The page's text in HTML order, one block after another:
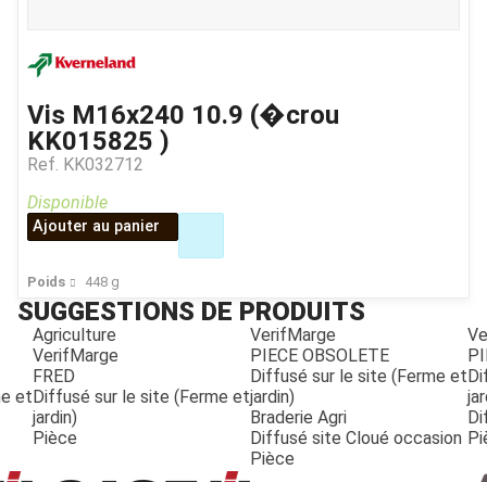
Vis M16x240 10.9 (�crou
KK015825 )
Ref. KK032712
Poids 448 g
Disponible
Ajouter au panier
SUGGESTIONS DE PRODUITS
et
Agriculture
VerifMarge
FRED
Diffusé sur le site (Ferme et
jardin)
Pièce
VerifMarge
PIECE OBSOLETE
Diffusé sur le site (Ferme et
jardin)
Braderie Agri
Diffusé site Cloué occasion
Pièce